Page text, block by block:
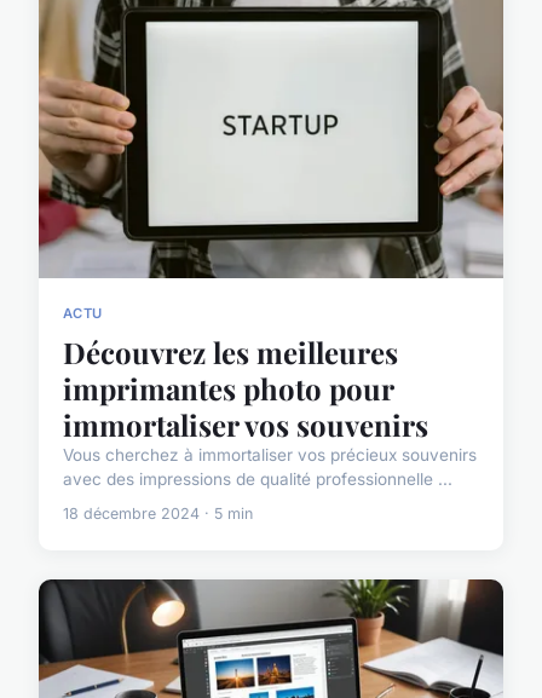
ACTU
Découvrez les meilleures
imprimantes photo pour
immortaliser vos souvenirs
Vous cherchez à immortaliser vos précieux souvenirs
avec des impressions de qualité professionnelle ...
18 décembre 2024 · 5 min